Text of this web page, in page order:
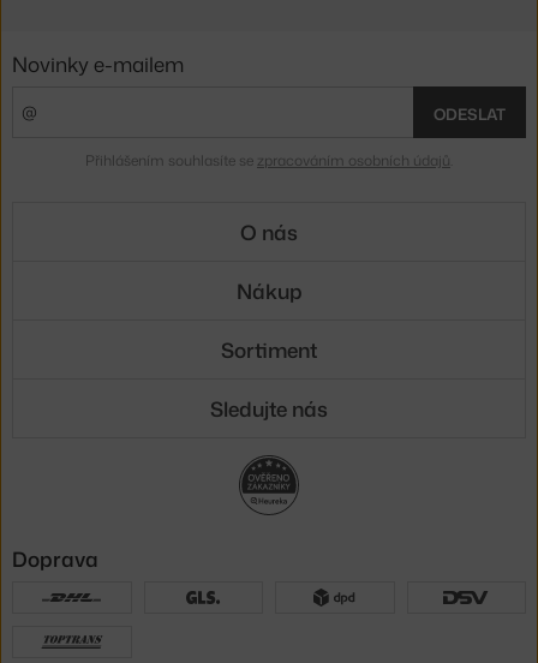
Novinky e-mailem
ODESLAT
Přihlášením souhlasíte se zpracováním osobních údajů
O nás
Nákup
Sortiment
Sledujte nás
Doprava